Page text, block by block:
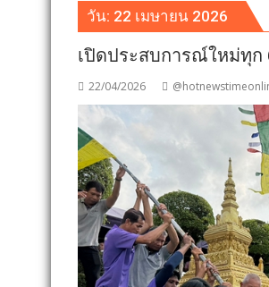
วัน: 22 เมษายน 2026
เปิดประสบการณ์ใหม่ทุก
22/04/2026